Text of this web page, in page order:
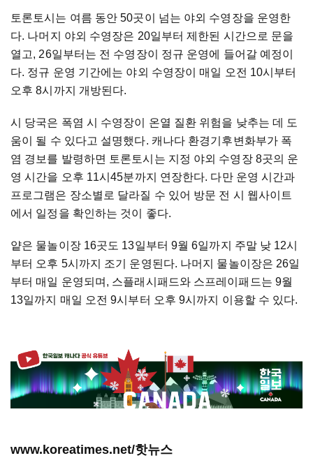
토론토시는 여름 동안 50곳이 넘는 야외 수영장을 운영한
다. 나머지 야외 수영장은 20일부터 제한된 시간으로 문을
열고, 26일부터는 전 수영장이 정규 운영에 들어갈 예정이
다. 정규 운영 기간에는 야외 수영장이 매일 오전 10시부터
오후 8시까지 개방된다.
시 당국은 폭염 시 수영장이 온열 질환 위험을 낮추는 데 도
움이 될 수 있다고 설명했다. 캐나다 환경기후변화부가 폭
염 경보를 발령하면 토론토시는 지정 야외 수영장 8곳의 운
영 시간을 오후 11시45분까지 연장한다. 다만 운영 시간과
프로그램은 장소별로 달라질 수 있어 방문 전 시 웹사이트
에서 일정을 확인하는 것이 좋다.
얕은 물놀이장 16곳도 13일부터 9월 6일까지 주말 낮 12시
부터 오후 5시까지 조기 운영된다. 나머지 물놀이장은 26일
부터 매일 운영되며, 스플래시패드와 스프레이패드는 9월
13일까지 매일 오전 9시부터 오후 9시까지 이용할 수 있다.
www.koreatimes.net/핫뉴스